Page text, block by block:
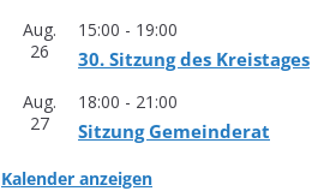
Aug.
26
15:00 - 19:00
30. Sit­zung des Kreistages
Aug.
27
18:00 - 21:00
Sit­zung Gemeinderat
Kalender anzeigen